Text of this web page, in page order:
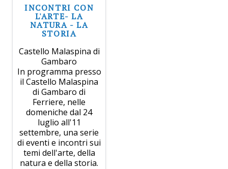
INCONTRI CON
L'ARTE- LA
NATURA - LA
STORIA
Castello Malaspina di
Gambaro
In programma presso
il Castello Malaspina
di Gambaro di
Ferriere, nelle
domeniche dal 24
luglio all'11
settembre, una serie
di eventi e incontri sui
temi dell'arte, della
natura e della storia.